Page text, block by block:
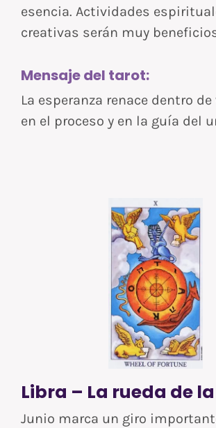
esencia. Actividades
creativas serán muy
Mensaje del tarot:
La esperanza renace dentro
en el proceso y en la guía del
Libra – La rueda de
Junio marca un giro